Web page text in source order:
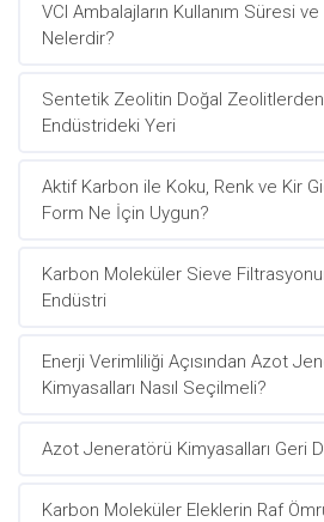
VCI Ambalajların Kullanım Süresi
Nelerdir?
Sentetik Zeolitin Doğal Zeolitlerden
Endüstrideki Yeri
Aktif Karbon ile Koku, Renk ve Kir
Form Ne İçin Uygun?
Karbon Moleküler Sieve
Endüstri
Enerji Verimliliği Açısından Azot
Kimyasalları Nasıl Seçilmeli?
Azot Jeneratörü Kimyasalları Geri
Karbon Moleküler Eleklerin Raf